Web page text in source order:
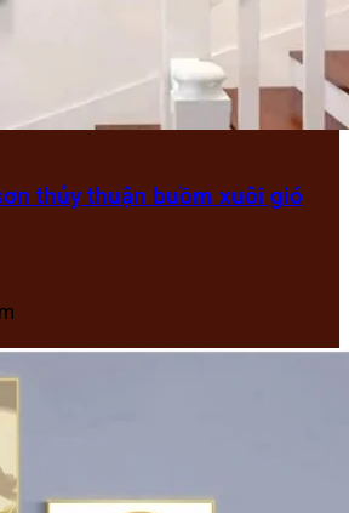
thủy thuận buồm xuôi gió